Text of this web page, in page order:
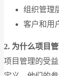
组织管理
客户和用
2. 为什么项目
项目管理的受